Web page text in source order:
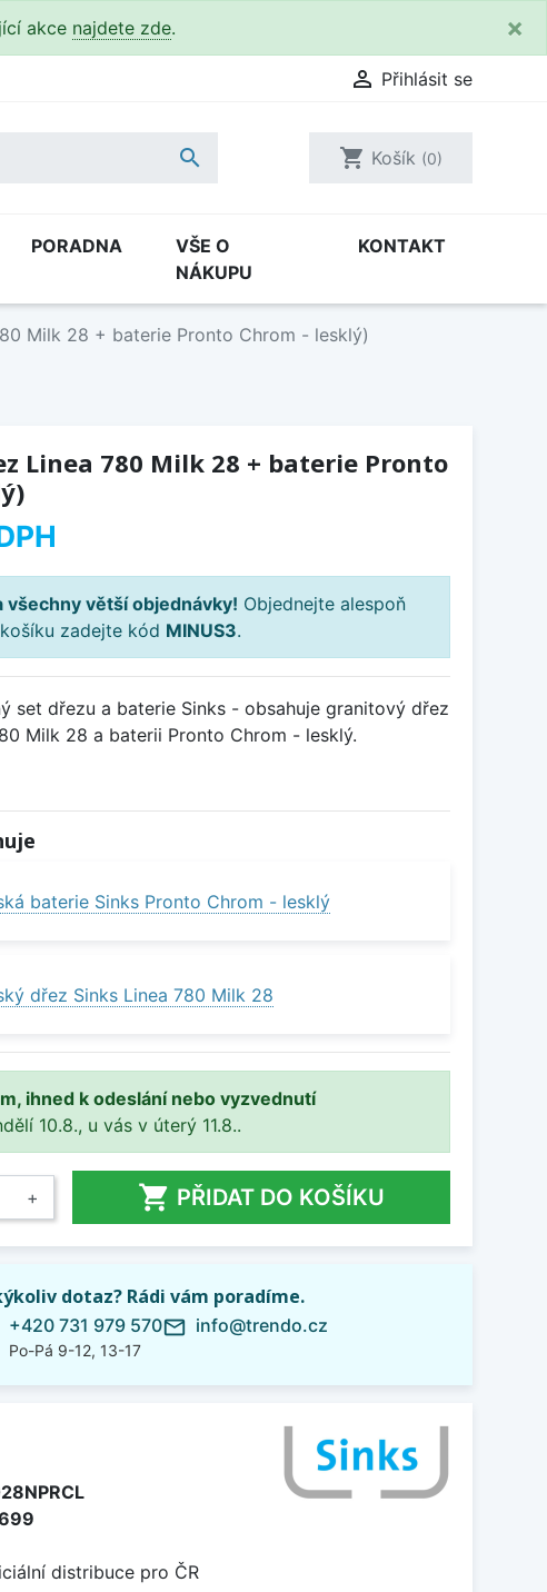
akce najdete zde. ×
 Přihlásit se
 shopping_cart Košík (0)
PORADNA
VŠE O
NÁKUPU
KONTAKT
Milk 28 + baterie Pronto Chrom - lesklý)
Linea 780 Milk 28 + baterie Pronto
všechny větší objednávky! Objednejte alespoň
zadejte kód MINUS3.
set dřezu a baterie Sinks - obsahuje granitový dřez
Milk 28 a baterii Pronto Chrom - lesklý.
baterie Sinks Pronto Chrom - lesklý
dřez Sinks Linea 780 Milk 28
ihned k odeslání nebo vyzvednutí
10.8., u vás v úterý 11.8..
+  PŘIDAT DO KOŠÍKU
dotaz? Rádi vám poradíme.
+420 731 979 570
Po-Pá 9-12, 13-17
mail_outline info@trendo.cz
distribuce pro ČR